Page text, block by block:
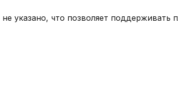
не указано, что позволяет поддерживать